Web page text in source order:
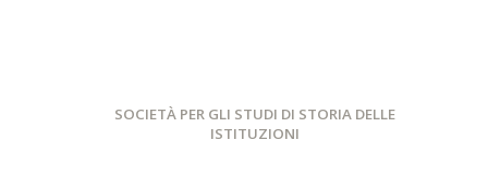
SOCIETÀ PER GLI STUDI DI STORIA DELLE
ISTITUZIONI